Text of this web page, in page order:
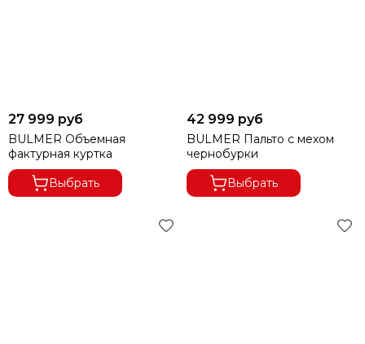
27 999 руб
BULMER Объемная
фактурная куртка
Выбрать
42 999 руб
BULMER Пальто с мехом
чернобурки
Выбрать